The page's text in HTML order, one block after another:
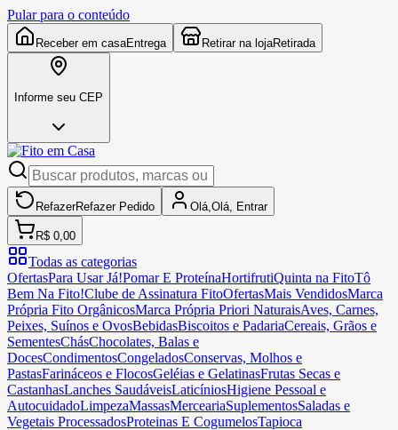
Pular para o conteúdo
Receber em casaEntrega Retirar na lojaRetirada
Informe seu CEP
RefazerRefazer Pedido Olá, Olá, Entrar
R$ 0,00
Todas as categorias
OfertasPara Usar Já!Pomar E ProteínaHortifrutiQuinta na FitoTô
Bem Na Fito!Clube de Assinatura FitoOfertasMais VendidosMarca
Própria Fito OrgânicosMarca Própria Priori NaturaisAves, Carnes,
Peixes, Suínos e OvosBebidasBiscoitos e PadariaCereais, Grãos e
SementesChásChocolates, Balas e
DocesCondimentosCongeladosConservas, Molhos e
PastasFarináceos e FlocosGeléias e GelatinasFrutas Secas e
CastanhasLanches SaudáveisLaticíniosHigiene Pessoal e
AutocuidadoLimpezaMassasMerceariaSuplementosSaladas e
Vegetais ProcessadosProteinas E CogumelosTapioca